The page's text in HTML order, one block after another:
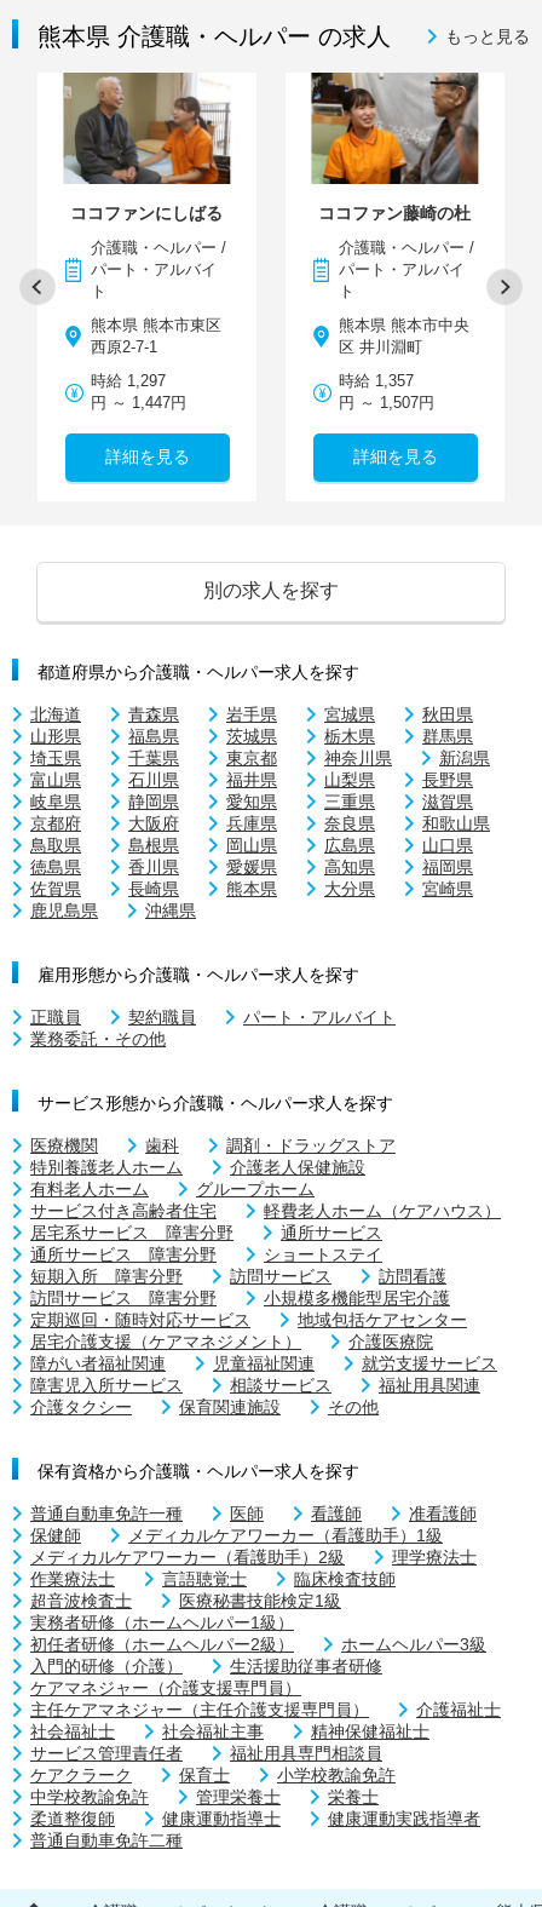
熊本県 介護職・ヘルパー の求人 もっと見る
ココファンにしばる
介護職・ヘルパー /
パート・アルバイ
ト
熊本県 熊本市東区
西原2-7-1
時給 1,297
円 ～ 1,447円
詳細を見る
ココファン藤崎の杜
介護職・ヘルパー /
パート・アルバイ
ト
熊本県 熊本市中央
区 井川淵町
時給 1,357
円 ～ 1,507円
詳細を見る
別の求人を探す
都道府県から介護職・ヘルパー求人を探す
北海道 青森県 岩手県 宮城県
秋田県
山形県
福島県 茨城県 栃木県
群馬県
埼玉県
千葉県 東京都 神奈川県
新潟県
富山県
石川県 福井県 山梨県
長野県
岐阜県
静岡県 愛知県 三重県
滋賀県
京都府
大阪府 兵庫県 奈良県
和歌山県
鳥取県
島根県 岡山県 広島県
山口県
徳島県
香川県 愛媛県 高知県
福岡県
佐賀県
長崎県 熊本県 大分県
宮崎県
鹿児島県
沖縄県
雇用形態から介護職・ヘルパー求人を探す
正職員 契約職員
パート・アルバイト
業務委託・その他
サービス形態から介護職・ヘルパー求人を探す
医療機関 歯科
調剤・ドラッグストア
特別養護老人ホーム
介護老人保健施設
有料老人ホーム
グループホーム
サービス付き高齢者住宅
軽費老人ホーム（ケアハウス）
居宅系サービス 障害分野
通所サービス
通所サービス 障害分野
ショートステイ
短期入所 障害分野
訪問サービス
訪問看護
訪問サービス 障害分野
小規模多機能型居宅介護
定期巡回・随時対応サービス
地域包括ケアセンター
居宅介護支援（ケアマネジメント）
介護医療院
障がい者福祉関連
児童福祉関連
就労支援サービス
障害児入所サービス
相談サービス
福祉用具関連
介護タクシー
保育関連施設 その他
保有資格から介護職・ヘルパー求人を探す
普通自動車免許一種 医師 看護師
准看護師
保健師
メディカルケアワーカー（看護助手）1級
メディカルケアワーカー（看護助手）2級
理学療法士
作業療法士
言語聴覚士
臨床検査技師
超音波検査士
医療秘書技能検定1級
実務者研修（ホームヘルパー1級）
初任者研修（ホームヘルパー2級）
ホームヘルパー3級
入門的研修（介護）
生活援助従事者研修
ケアマネジャー（介護支援専門員）
主任ケアマネジャー（主任介護支援専門員）
介護福祉士
社会福祉士
社会福祉主事
精神保健福祉士
サービス管理責任者
福祉用具専門相談員
ケアクラーク
保育士
小学校教諭免許
中学校教諭免許
管理栄養士
栄養士
柔道整復師
健康運動指導士
健康運動実践指導者
普通自動車免許二種